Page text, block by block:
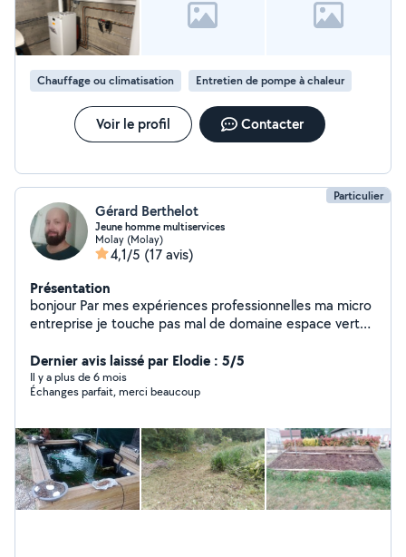
Chauffage ou climatisation Entretien de pompe à chaleur
Voir le profil Contacter
Particulier
Gérard Berthelot
Jeune homme multiservices
Molay (Molay)
4,1/5 (17 avis)
Présentation
bonjour Par mes expériences professionnelles ma micro
entreprise je touche pas mal de domaine espace vert
déménagement.... je suis un touche à tout et possède
tout le matériel nécessaire. bonne journée
Dernier avis laissé par Elodie : 5/5
Il y a plus de 6 mois
Échanges parfait, merci beaucoup